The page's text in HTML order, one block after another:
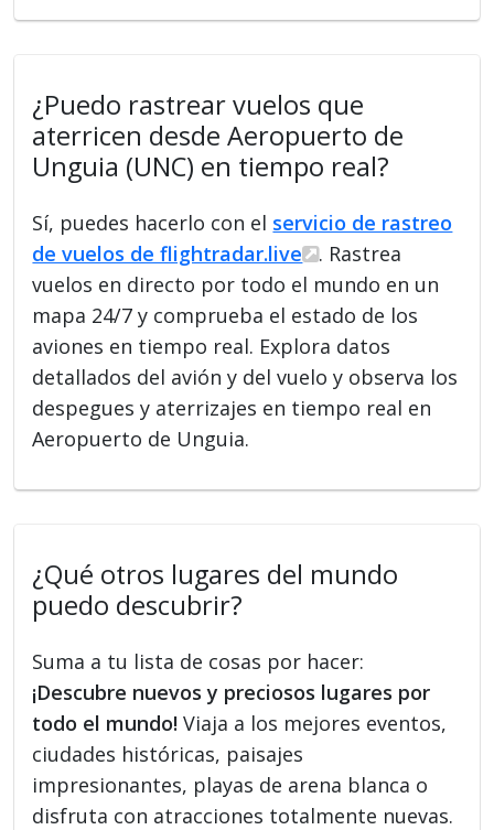
¿Puedo rastrear vuelos que
aterricen desde Aeropuerto de
Unguia (UNC) en tiempo real?
Sí, puedes hacerlo con el servicio de rastreo
de vuelos de flightradar.live
. Rastrea
vuelos en directo por todo el mundo en un
mapa 24/7 y comprueba el estado de los
aviones en tiempo real. Explora datos
detallados del avión y del vuelo y observa los
despegues y aterrizajes en tiempo real en
Aeropuerto de Unguia.
¿Qué otros lugares del mundo
puedo descubrir?
Suma a tu lista de cosas por hacer:
¡Descubre nuevos y preciosos lugares por
todo el mundo! Viaja a los mejores eventos,
ciudades históricas, paisajes
impresionantes, playas de arena blanca o
disfruta con atracciones totalmente nuevas.